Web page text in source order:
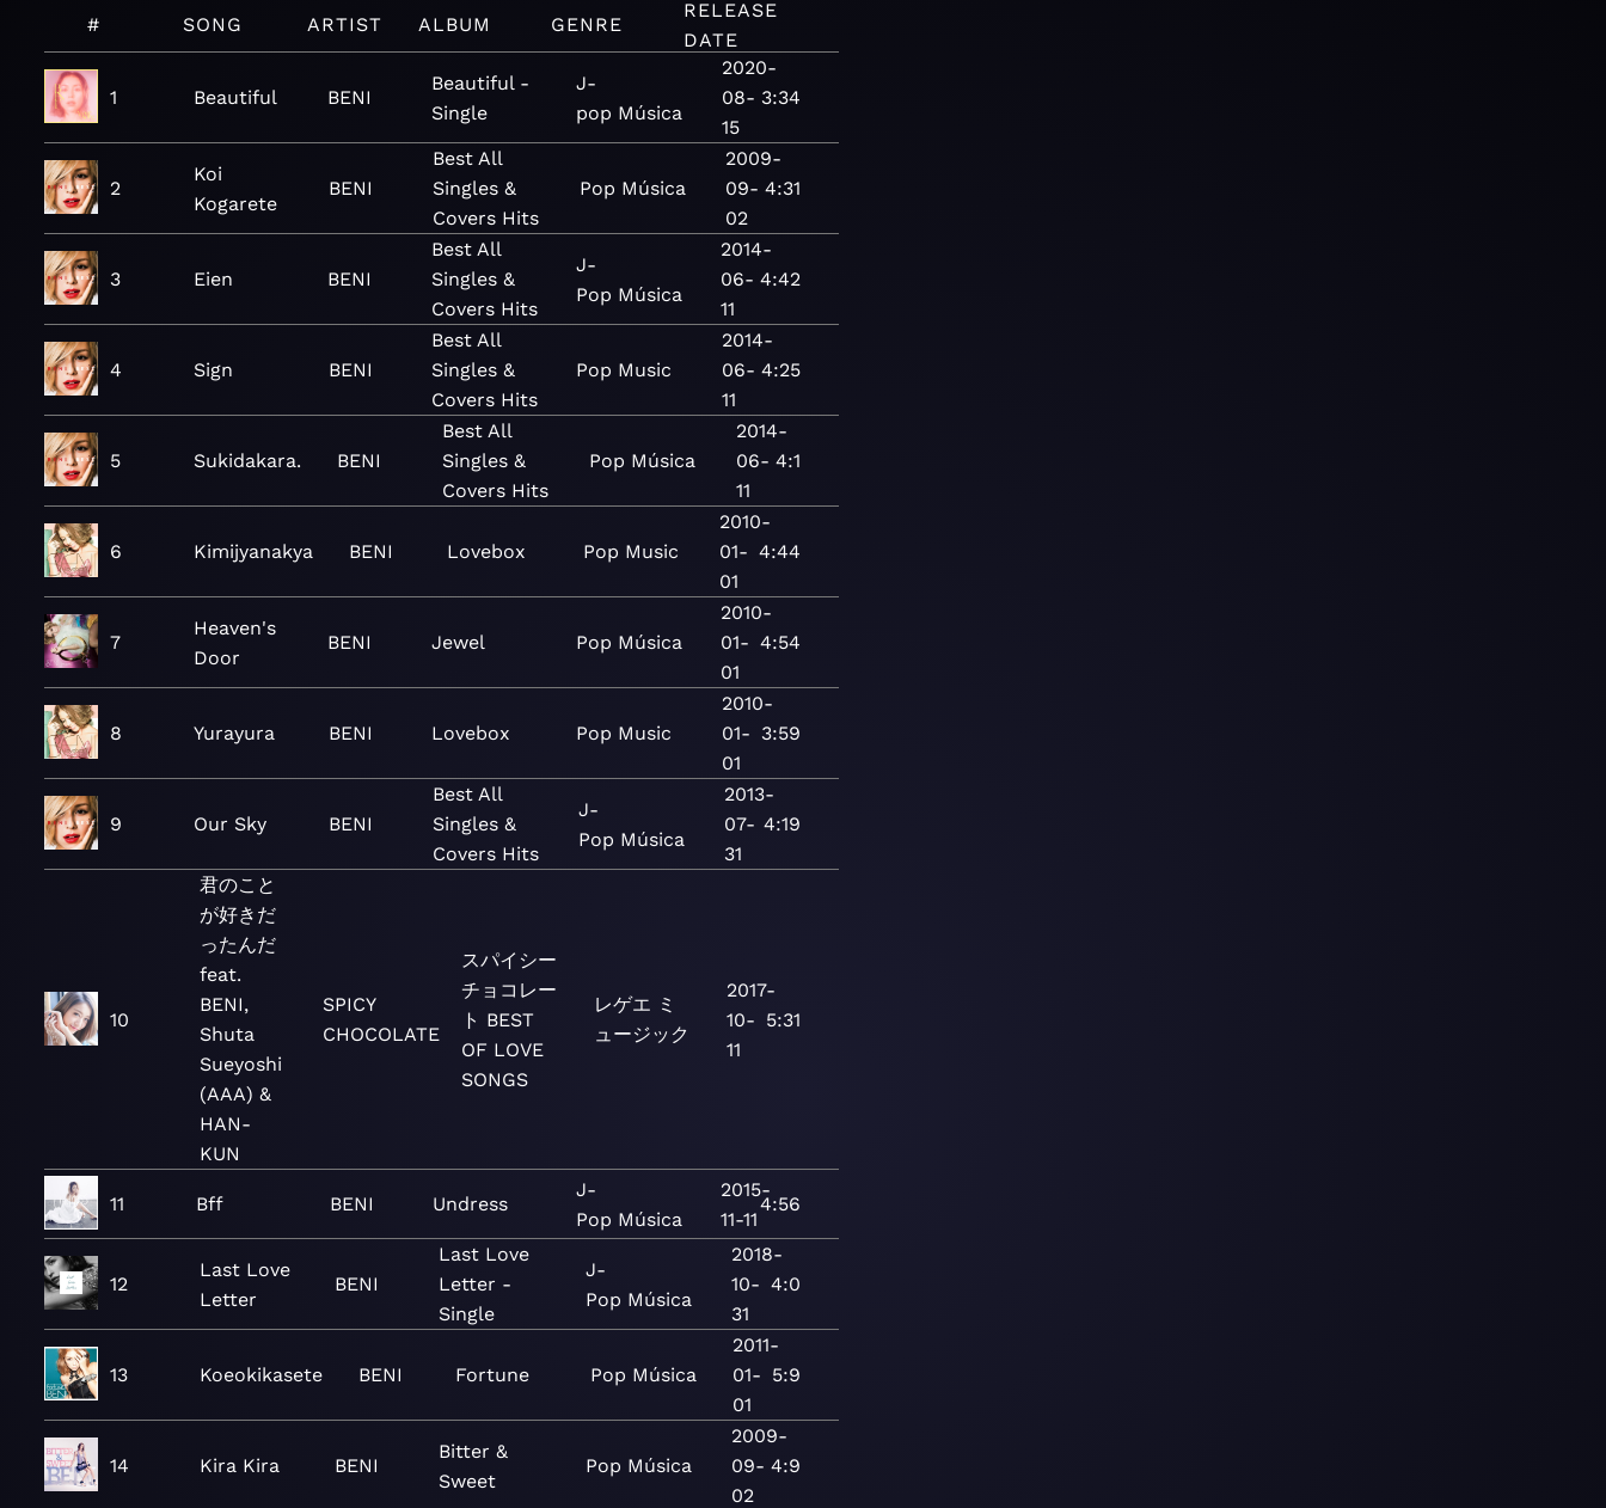
# SONG ARTIST ALBUM GENRE
RELEASE
DATE
1 Beautiful BENI
Beautiful -
Single
J-
pop Música
2020-
08-
15
3:34
2
Koi
Kogarete
BENI
Best All
Singles &
Covers Hits
Pop Música
2009-
09-
02
4:31
3 Eien BENI
Best All
Singles &
Covers Hits
J-
Pop Música
2014-
06-
11
4:42
4 Sign BENI
Best All
Singles &
Covers Hits
Pop Music
2014-
06-
11
4:25
5 Sukidakara. BENI
Best All
Singles &
Covers Hits
Pop Música
2014-
06-
11
4:1
6 Kimijyanakya BENI Lovebox Pop Music
2010-
01-
01
4:44
7
Heaven's
Door
BENI Jewel Pop Música
2010-
01-
01
4:54
8 Yurayura BENI Lovebox Pop Music
2010-
01-
01
3:59
9 Our Sky BENI
Best All
Singles &
Covers Hits
J-
Pop Música
2013-
07-
31
4:19
10
君のこと
が好きだ
ったんだ
feat.
BENI,
Shuta
Sueyoshi
(AAA) &
HAN-
KUN
SPICY
CHOCOLATE
スパイシー
チョコレー
ト BEST
OF LOVE
SONGS
レゲエ ミ
ュージック
2017-
10-
11
5:31
11 Bff BENI Undress
J-
Pop Música
2015-
11-11
4:56
12
Last Love
Letter
BENI
Last Love
Letter -
Single
J-
Pop Música
2018-
10-
31
4:0
13 Koeokikasete BENI Fortune Pop Música
2011-
01-
01
5:9
14 Kira Kira BENI
Bitter &
Sweet
Pop Música
2009-
09-
02
4:9